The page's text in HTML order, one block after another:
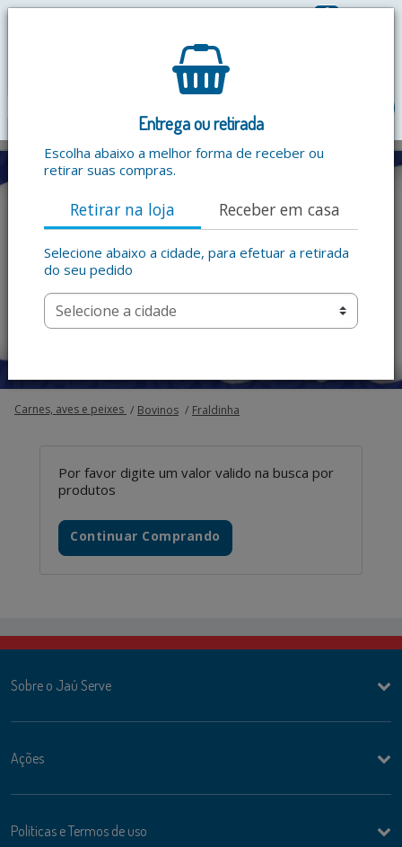
0
Entrega ou retirada
Escolha abaixo a melhor forma de receber ou
retirar suas compras.
Retirar na loja Receber em casa
Selecione abaixo a cidade, para efetuar a retirada
do seu pedido
Carnes, aves e peixes Bovinos Fraldinha
Por favor digite um valor valido na busca por
produtos
Continuar Comprando
Sobre o Jaú Serve
Ações
Politicas e Termos de uso